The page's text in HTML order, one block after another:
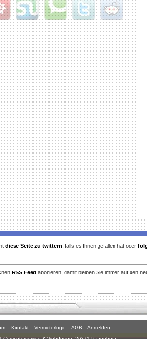
StumbleUponTechnorati Twitter Reddit
diese Seite zu twittern , falls es Ihnen gefallen hat oder
RSS Feed abonieren, damit bleiben Sie immer auf den
:: Kontakt :: Vermieterlogin :: AGB :: Anmelden